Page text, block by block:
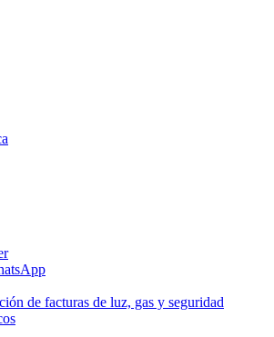
de facturas de luz, gas y seguridad